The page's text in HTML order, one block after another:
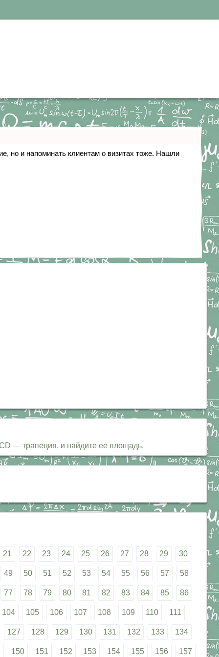
но и напоминать клиентам о визитах тоже. Нашли
— трапеция, и найдите ее площадь.
21 22 23 24 25 26 27 28 29 30
49 50 51 52 53 54 55 56 57 58
77 78 79 80 81 82 83 84 85 86
104 105 106 107 108 109 110 111
127 128 129 130 131 132 133 134
150 151 152 153 154 155 156 157